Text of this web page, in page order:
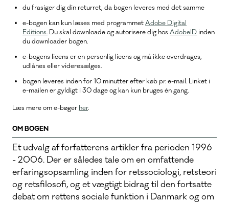
du frasiger dig din returret, da bogen leveres med det samme
e-bogen kan kun læses med programmetAdobe Digital
Editions. Du skal downloade og autorisere dig hosAdobeID inden
du downloader bogen.
e-bogens licens er en personlig licens og må ikke overdrages,
udlånes eller videresælges.
bogen leveres inden for 10 minutter efter køb pr. e-mail. Linket i
e-mailen er gyldigt i 30 dage og kan kun bruges én gang.
Læs mere om e-bøger her.
OM BOGEN
Et udvalg af forfatterens artikler fra perioden 1996
- 2006. Der er således tale om en omfattende
erfaringsopsamling inden for retssociologi, retsteori
og retsfilosofi, og et vægtigt bidrag til den fortsatte
debat om rettens sociale funktion i Danmark og om